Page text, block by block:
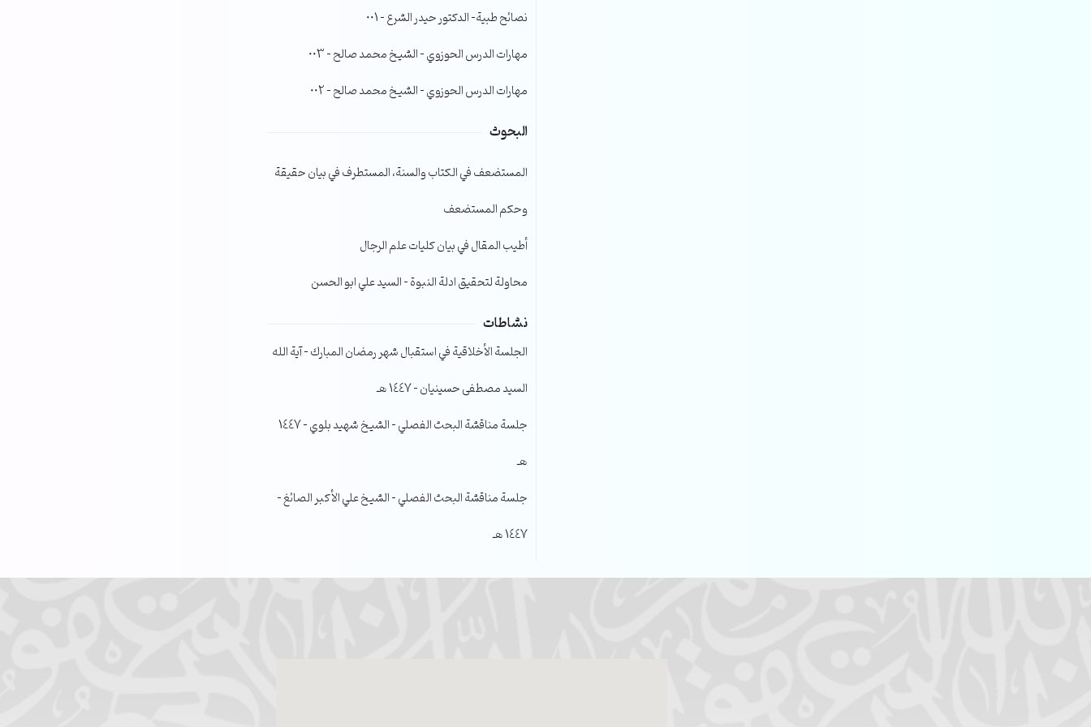
الصوت.نصائح طبية- الدكتور حيدر الشرع – 001
مهارات الدرس الحوزوي – الشيخ محمد صالح – 003
مهارات الدرس الحوزوي – الشيخ محمد صالح – 002
البحوث
المستضعف في الكتاب والسنة، المستطرف في بيان حقيقة
وحكم المستضعف
أطيب المقال في بيان كليات علم الرجال
محاولة لتحقيق ادلة النبوة – السيد علي ابو الحسن
نشاطات
الجلسة الأخلاقية في استقبال شهر رمضان المبارك – آية الله
السيد مصطفى حسينيان – 1447 هـ
جلسة مناقشة البحث الفصلي – الشيخ شهيد بلوي – 1447
هـ
جلسة مناقشة البحث الفصلي – الشيخ علي الأكبر الصائغ –
1447 هـ